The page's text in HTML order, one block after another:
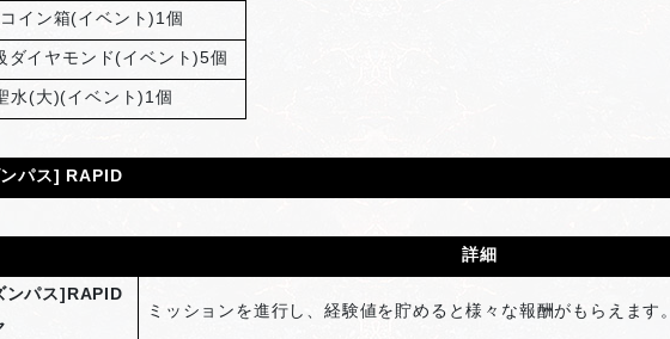
イン箱(イベント)1個
ダイヤモンド(イベント)5個
水(大)(イベント)1個
パス] RAPID
詳細
ンパス]RAPID
ミッションを進行し、経験値を貯めると様々な報酬がもらえます。